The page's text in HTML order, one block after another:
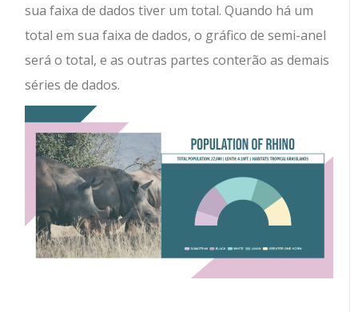
sua faixa de dados tiver um total. Quando há um
total em sua faixa de dados, o gráfico de semi-anel
será o total, e as outras partes conterão as demais
séries de dados.